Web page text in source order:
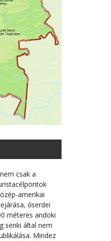
csak a
amerikai
őserdei
méteres andoki
senki által nem
Mindez